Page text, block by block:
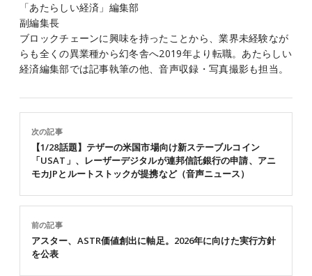
「あたらしい経済」編集部
副編集長
ブロックチェーンに興味を持ったことから、業界未経験なが
らも全くの異業種から幻冬舎へ2019年より転職。あたらしい
経済編集部では記事執筆の他、音声収録・写真撮影も担当。
前の記事
アスター、ASTR価値創出に軸足。2026年に向けた実行方針
を公表
次の記事
【1/28話題】テザーの米国市場向け新ステーブルコイン
「USAT」、レーザーデジタルが連邦信託銀行の申請、アニ
モカJPとルートストックが提携など（音声ニュース）